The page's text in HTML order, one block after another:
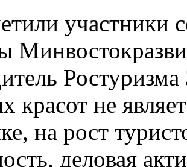
участники
красот не
на рост
деловая